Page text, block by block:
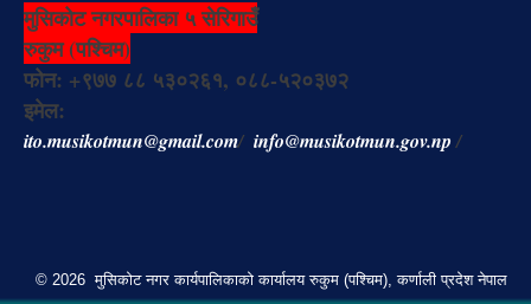
मुसिकोट नगरपालिका ५ सेरिगाउँ
रुकुम (पश्चिम)
फोन: +९७७ ८८ ५३०२६१, ०८८-५२०३७२
इमेल:
ito.musikotmun@gmail.com/ info@musikotmun.gov.np/
© 2026 मुसिकोट नगर कार्यपालिकाको कार्यालय रुकुम (पश्चिम), कर्णाली प्रदेश नेपाल